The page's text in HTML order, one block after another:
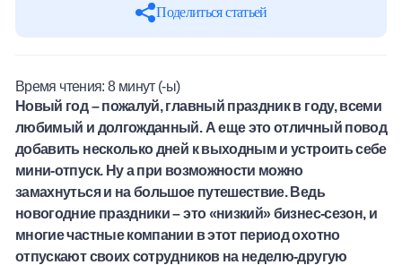
Халва
Онлайн-обменник
Премиальный сервис Prime Line
Мобильный банк MOBY
Поделиться статьей
Время чтения:8 минут (-ы)
Новый год – пожалуй, главный праздник в году, всеми
любимый и долгожданный. А еще это отличный повод
добавить несколько дней к выходным и устроить себе
мини-отпуск. Ну а при возможности можно
замахнуться и на большое путешествие. Ведь
новогодние праздники – это «низкий» бизнес-сезон, и
многие частные компании в этот период охотно
отпускают своих сотрудников на неделю-другую